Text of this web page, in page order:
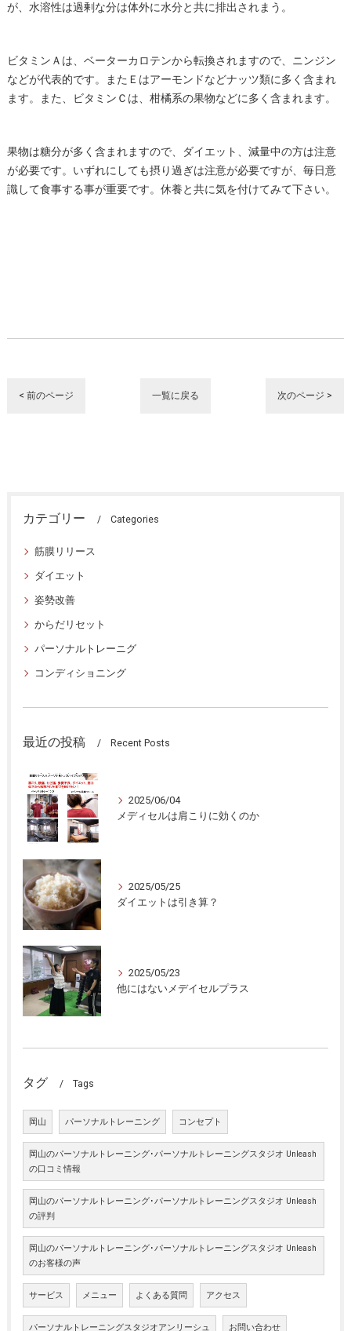
が、水溶性は過剰な分は体外に水分と共に排出されまう。
ビタミンＡは、ベーターカロテンから転換されますので、ニンジン
などが代表的です。またＥはアーモンドなどナッツ類に多く含まれ
ます。また、ビタミンＣは、柑橘系の果物などに多く含まれます。
果物は糖分が多く含まれますので、ダイエット、減量中の方は注意
が必要です。いずれにしても摂り過ぎは注意が必要ですが、毎日意
識して食事する事が重要です。休養と共に気を付けてみて下さい。
< 前のページ 一覧に戻る 次のページ >
カテゴリー Categories
筋膜リリース
ダイエット
姿勢改善
からだリセット
パーソナルトレーニグ
コンディショニング
最近の投稿 Recent Posts
2025/06/04
メディセルは肩こりに効くのか
2025/05/25
ダイエットは引き算？
2025/05/23
他にはないメデイセルプラス
タグ Tags
岡山 パーソナルトレーニング コンセプト
岡山のパーソナルトレーニング･パーソナルトレーニングスタジオ Unleash
の口コミ情報
岡山のパーソナルトレーニング･パーソナルトレーニングスタジオ Unleash
の評判
岡山のパーソナルトレーニング･パーソナルトレーニングスタジオ Unleash
のお客様の声
サービス メニュー よくある質問 アクセス
パーソナルトレーニングスタジオアンリーシュ お問い合わせ